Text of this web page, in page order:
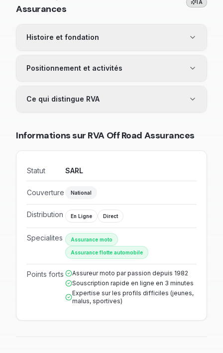
Assurances
IA
Histoire et fondation
Positionnement et activités
Ce qui distingue RVA
Informations sur RVA Off Road Assurances
Statut SARL
Couverture National
Distribution En Ligne Direct
Specialites Assurance moto
Assurance flotte automobile
Points forts
Assureur moto par passion depuis 1982
Souscription rapide en ligne en 3 minutes
Expertise sur les profils difficiles (jeunes,
malus, sportives)